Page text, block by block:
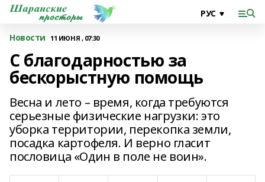
Новости 11 ИЮНЯ , 07:30
С благодарностью за
бескорыстную помощь
Весна и лето – время, когда требуются
серьезные физические нагрузки: это
уборка территории, перекопка земли,
посадка картофеля. И верно гласит
пословица «Один в поле не воин».